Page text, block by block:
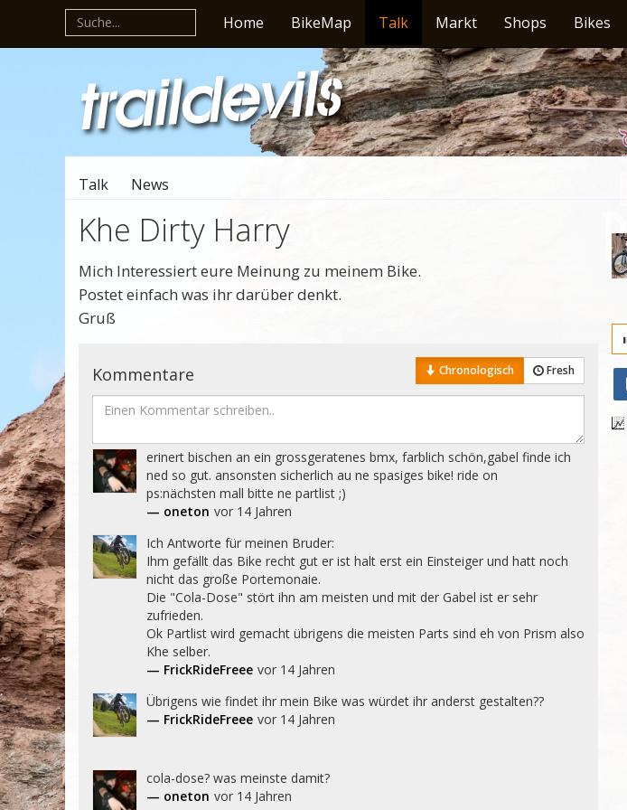
Home BikeMap Talk Markt Shops Bikes
Talk News
Khe Dirty Harry
Mich Interessiert eure Meinung zu meinem Bike.
Postet einfach was ihr darüber denkt.
Gruß
Kommentare Chronologisch Fresh
erinert bischen an ein grossgeratenes bmx, farblich schön,gabel finde ich
ned so gut. ansonsten sicherlich au ne spasiges bike! ride on
ps:nächsten mall bitte ne partlist ;)
— oneton vor 14 Jahren
Ich Antworte für meinen Bruder:
Ihm gefällt das Bike recht gut er ist halt erst ein Einsteiger und hatt noch
nicht das große Portemonaie.
Die "Cola-Dose" stört ihn am meisten und mit der Gabel ist er sehr
zufrieden.
Ok Partlist wird gemacht übrigens die meisten Parts sind eh von Prism also
Khe selber.
— FrickRideFreee vor 14 Jahren
Übrigens wie findet ihr mein Bike was würdet ihr anderst gestalten??
— FrickRideFreee vor 14 Jahren
cola-dose? was meinste damit?
— oneton vor 14 Jahren